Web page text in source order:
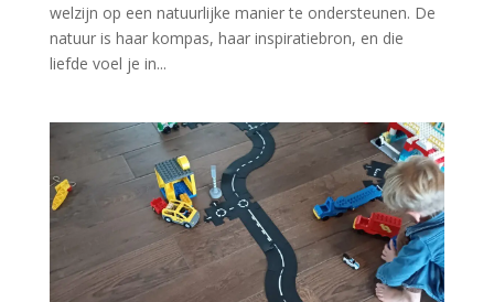
welzijn op een natuurlijke manier te ondersteunen. De
natuur is haar kompas, haar inspiratiebron, en die
liefde voel je in...